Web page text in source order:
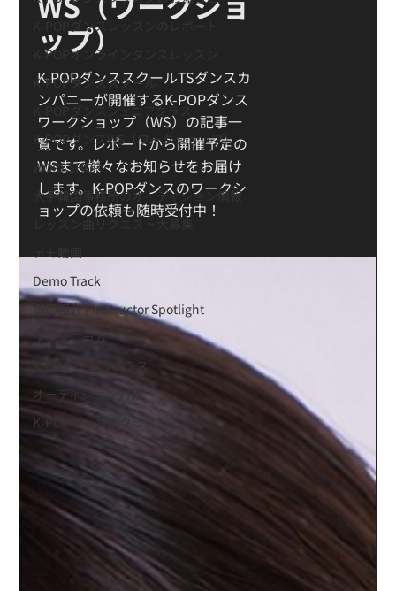
K-POPダンスレッスンのレポート
K-POPオンラインダンスレッスン
K-POPダンススクール
K-POPダンスジュニアクラス
K-POPダンスWS（ワークショップ）
WORKSHOP
大手韓国事務所のオーディション情報
デモ動画
Demo Track
講師紹介 / Instructor Spotlight
ダンスコラム
K-POボーカルクラス
オーディション対策
K-POPボーカルクラス
ップ）
K-POPダンススクールTSダンスカ
ンパニーが開催するK-POPダンス
ワークショップ（WS）の記事一
覧です。レポートから開催予定の
WSまで様々なお知らせをお届け
します。K-POPダンスのワークシ
ョップの依頼も随時受付中！